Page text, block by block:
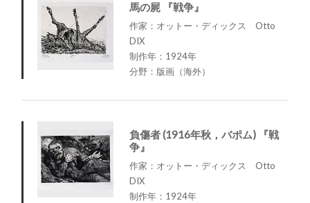
馬の屍 『戦争』
作家：オットー・ディックス Otto
DIX
制作年：1924年
分野：版画（海外）
負傷者 (1916年秋，バポム) 『戦
争』
作家：オットー・ディックス Otto
DIX
制作年：1924年